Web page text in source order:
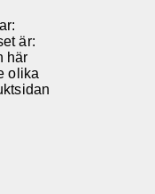
är:
här
olika